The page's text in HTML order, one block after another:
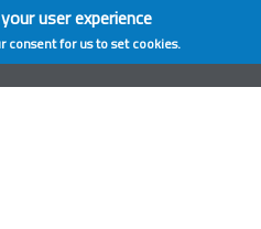
user experience
consent for us to set cookies.